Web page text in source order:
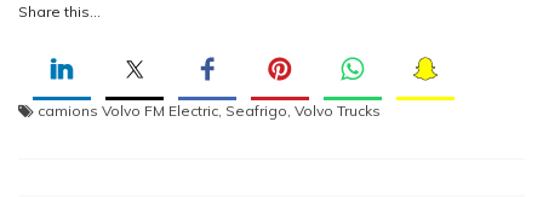
Share this…
camions Volvo FM Electric Seafrigo Volvo Trucks